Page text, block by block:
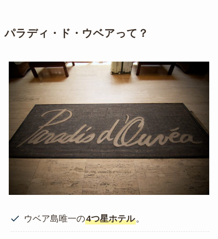
パラディ・ド・ウベアって？
ウベア島唯一の4つ星ホテル。